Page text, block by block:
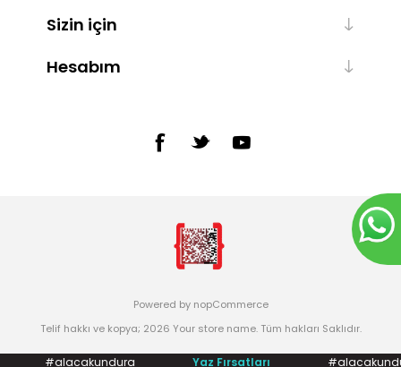
Sizin için
Hesabım
Powered by nopCommerce
Telif hakkı ve kopya; 2026 Your store name. Tüm hakları Saklıdır.
#alacakundura Yaz Fırsatları